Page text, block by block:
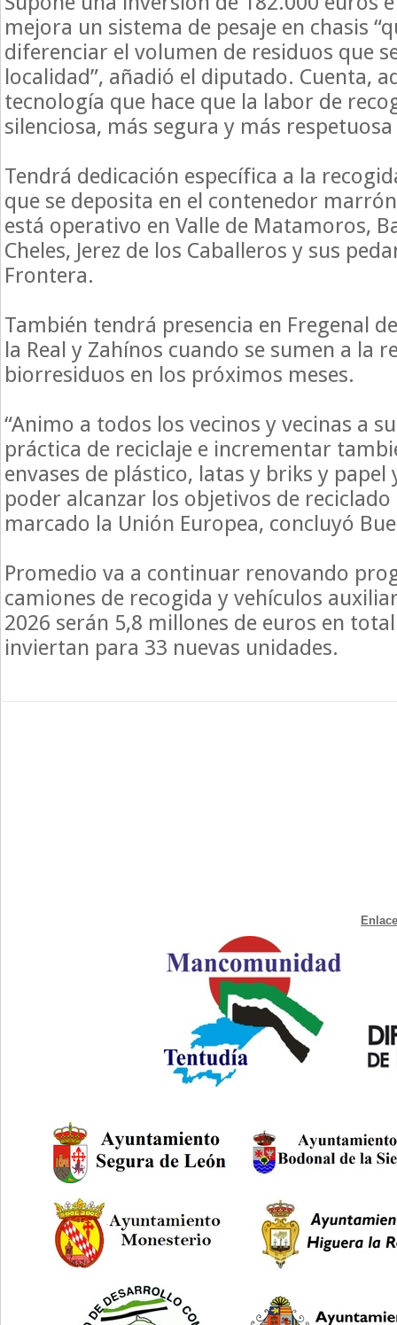
mejora un sistema de pesaje en chasis
diferenciar el volumen de residuos que
localidad”, añadió el diputado. Cuenta,
tecnología que hace que la labor de
silenciosa, más segura y más
Tendrá dedicación específica a la
que se deposita en el contenedor
está operativo en Valle de Matamoros,
Cheles, Jerez de los Caballeros y sus
Frontera.
También tendrá presencia en Fregenal
la Real y Zahínos cuando se sumen a la
biorresiduos en los próximos meses.
“Animo a todos los vecinos y vecinas a
práctica de reciclaje e incrementar
envases de plástico, latas y briks y
poder alcanzar los objetivos de reciclado
marcado la Unión Europea, concluyó
Promedio va a continuar renovando
camiones de recogida y vehículos
2026 serán 5,8 millones de euros en
inviertan para 33 nuevas unidades.